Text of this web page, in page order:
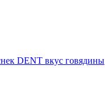
DENT вкус говядины